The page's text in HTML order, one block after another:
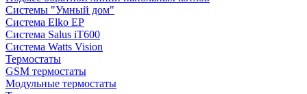
Системы "Умный дом"
Система Elko EP
Система Salus iT600
Система Watts Vision
Термостаты
GSM термостаты
Модульные термостаты